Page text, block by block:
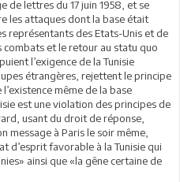
de lettres du 17 juin 1958, et se
les attaques dont la base était
représentants des Etats-Unis et de
combats et le retour au statu quo
l’exigence de la Tunisie
étrangères, rejettent le principe
même de la base
est une violation des principes de
usant du droit de réponse,
message à Paris le soir même,
d’esprit favorable à la Tunisie qui
ainsi que «la gêne certaine de